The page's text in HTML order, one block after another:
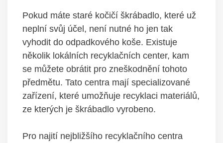
Pokud máte staré kočičí škrábadlo, které už
neplní svůj účel, není nutné ho jen tak
vyhodit do odpadkového koše. Existuje
několik lokálních recyklačních center, kam
se můžete obrátit pro zneškodnění tohoto
předmětu. Tato centra mají specializované
zařízení, které umožňuje recyklaci materiálů,
ze kterých je škrábadlo vyrobeno.
Pro najití nejbližšího recyklačního centra